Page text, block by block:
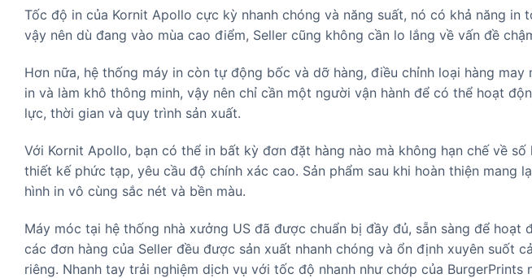
Tốc độ in của Kornit Apollo cực kỳ nhanh chóng và năng suất, nó có khả năng
vậy nên dù đang vào mùa cao điểm, Seller cũng không cần lo lắng về vấn đề
Hơn nữa, hệ thống máy in còn tự động bốc và dỡ hàng, điều chỉnh loại hàng
in và làm khô thông minh, vậy nên chỉ cần một người vận hành để có thể hoạt
lực, thời gian và quy trình sản xuất.
Với Kornit Apollo, bạn có thể in bất kỳ đơn đặt hàng nào mà không hạn chế về
thiết kế phức tạp, yêu cầu độ chính xác cao. Sản phẩm sau khi hoàn thiện mang
hình in vô cùng sắc nét và bền màu.
Máy móc tại hệ thống nhà xưởng US đã được chuẩn bị đầy đủ, sẵn sàng để
các đơn hàng của Seller đều được sản xuất nhanh chóng và ổn định xuyên suốt
riêng. Nhanh tay trải nghiệm dịch vụ với tốc độ nhanh như chớp của BurgerPrints